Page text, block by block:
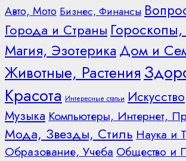
Авто, МотоБизнес, Финансы
Города и Страны
Магия, Эзотерика Дом и
Животные, Растения
Красота Интересные статьи Искусство
Музыка Компьютеры, Интернет,
Мода, Звезды, Стиль Наука и
Образование, Учеба Общество и